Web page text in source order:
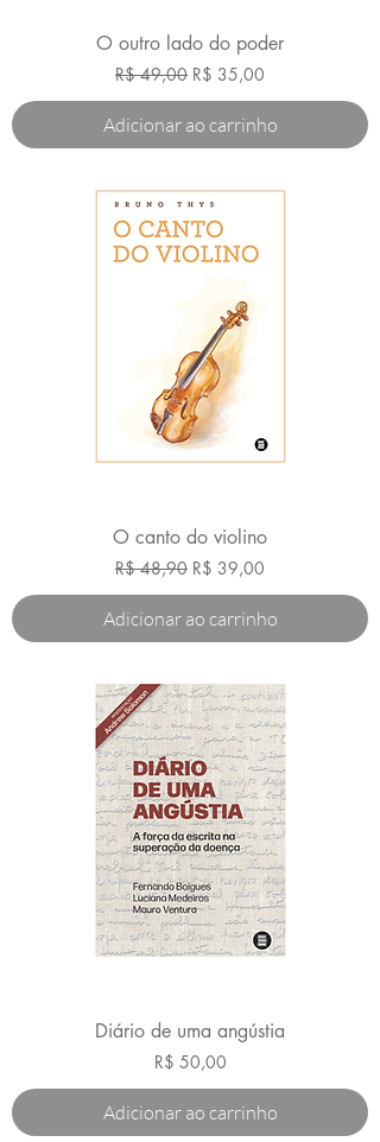
O outro lado do poder
Preço normal
R$ 49,00 Preço promocional
R$ 35,00
Adicionar ao carrinho
O canto do violino
Preço normal
R$ 48,90 Preço promocional
R$ 39,00
Adicionar ao carrinho
Diário de uma angústia
Preço
R$ 50,00
Adicionar ao carrinho